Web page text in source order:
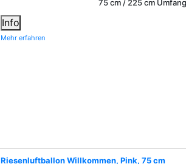
75 cm / 225 cm
Info
Mehr erfahren
Riesenluftballon Willkommen, Pink, 75 cm